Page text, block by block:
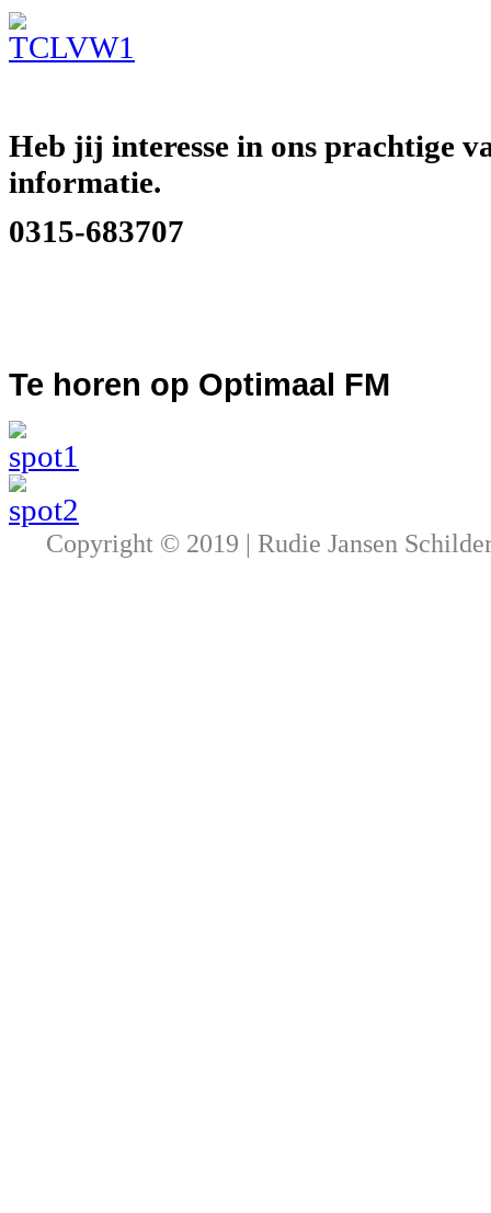
Heb jij interesse in ons prachtige
informatie.
0315-683707
Te horen op Optimaal FM
Copyright © 2019 | Rudie Jansen